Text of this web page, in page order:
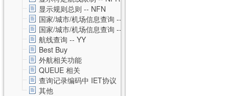
显示规则总则 -- NFN
国家/城市/机场信息查询 -- CNTZ
国家/城市/机场信息查询 -- CNTD
航线查询 -- YY
Best Buy
外航相关功能
QUEUE 相关
查询记录编码中 IET协议
其他